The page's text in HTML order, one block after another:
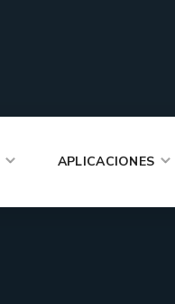
APLICACIONES